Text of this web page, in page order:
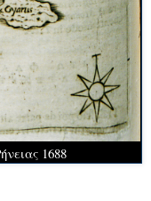
1688